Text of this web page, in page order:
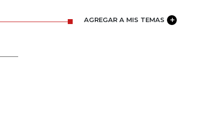
AGREGAR A MIS TEMAS